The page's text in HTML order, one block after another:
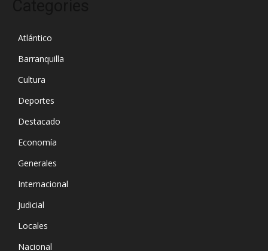
Atlántico
Barranquilla
Cultura
Deportes
Destacado
Economía
Generales
Internacional
Judicial
Locales
Nacional